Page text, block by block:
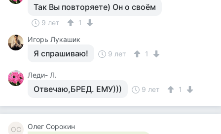
Так Вы повторяете) Он о своём
9 лет
1
Игорь Лукашик
Я спрашиваю! 9 лет 1
Леди- Л.
Отвечаю,БРЕД. ЕМУ))) 9 лет 1
ОС Олег Сорокин